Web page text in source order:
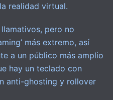
realidad virtual.
pero no
más extremo, así
a un público más amplio
hay un teclado con
anti-ghosting y rollover